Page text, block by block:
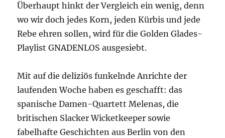
Überhaupt hinkt der Vergleich ein wenig, denn
wo wir doch jedes Korn, jeden Kürbis und jede
Rebe ehren sollen, wird für die Golden Glades-
Playlist GNADENLOS ausgesiebt.
Mit auf die deliziös funkelnde Anrichte der
laufenden Woche haben es geschafft: das
spanische Damen-Quartett Melenas, die
britischen Slacker Wicketkeeper sowie
fabelhafte Geschichten aus Berlin von den